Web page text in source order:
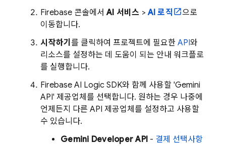
Firebase 콘솔에서AI 서비스 >AI 로직
으로
이동합니다.
시작하기 를 클릭하여 프로젝트에 필요한 API와
리소스를 설정하는 데 도움이 되는 안내 워크플로
를 실행합니다.
Firebase AI Logic SDK와 함께 사용할 'Gemini
API' 제공업체를 선택합니다. 원하는 경우 나중에
언제든지 다른 API 제공업체를 설정하고 사용할
수 있습니다.
Gemini Developer API - 결제 선택사항